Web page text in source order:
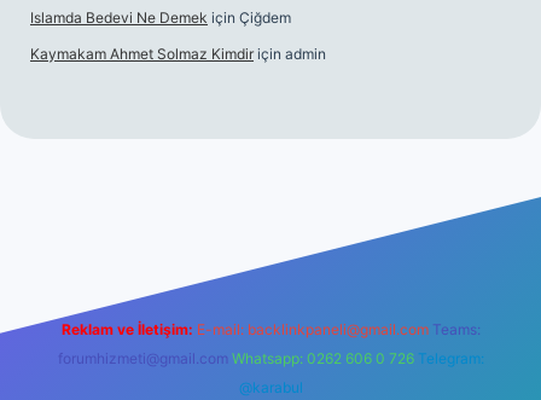
Islamda Bedevi Ne Demek için Çiğdem
Kaymakam Ahmet Solmaz Kimdir için admin
Reklam ve İletişim: E-mail: backlinkpaneli@gmail.com Teams:
forumhizmeti@gmail.com Whatsapp: 0262 606 0 726 Telegram:
@karabul